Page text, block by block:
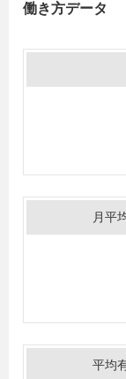
働き方データ
月平
平均